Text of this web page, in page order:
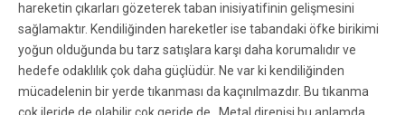
hareketin çıkarları gözeterek taban inisiyatifinin gelişmesini
sağlamaktır. Kendiliğinden hareketler ise tabandaki öfke birikimi
yoğun olduğunda bu tarz satışlara karşı daha korumalıdır ve
hedefe odaklılık çok daha güçlüdür. Ne var ki kendiliğinden
mücadelenin bir yerde tıkanması da kaçınılmazdır. Bu tıkanma